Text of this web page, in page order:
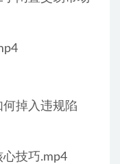
掉入违规陷
技巧.mp4